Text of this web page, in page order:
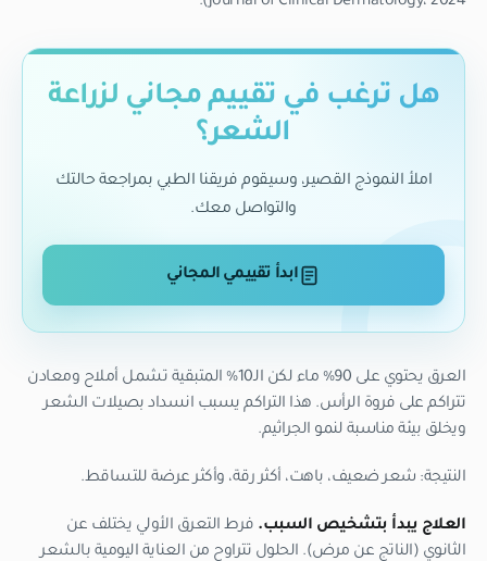
هل ترغب في تقييم مجاني لزراعة
الشعر؟
املأ النموذج القصير، وسيقوم فريقنا الطبي بمراجعة حالتك
والتواصل معك.
ابدأ تقييمي المجاني
العرق يحتوي على 90% ماء لكن الـ10% المتبقية تشمل أملاح ومعادن
تتراكم على فروة الرأس. هذا التراكم يسبب انسداد بصيلات الشعر
ويخلق بيئة مناسبة لنمو الجراثيم.
النتيجة: شعر ضعيف، باهت، أكثر رقة، وأكثر عرضة للتساقط.
العلاج يبدأ بتشخيص السبب. فرط التعرق الأولي يختلف عن
الثانوي (الناتج عن مرض). الحلول تتراوح من العناية اليومية بالشعر